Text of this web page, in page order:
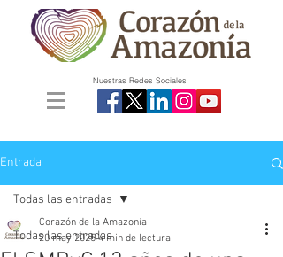
Nuestras Redes Sociales
Entrada
Todas las entradas
Todas las entradas
Corazón de la Amazonía
20 may 2025 4 min de lectura